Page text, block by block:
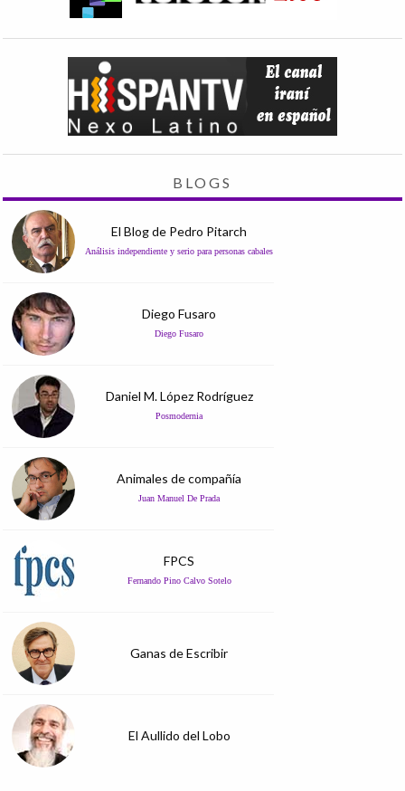
BLOGS
El Blog de Pedro Pitarch
Análisis independiente y serio para personas cabales
Diego Fusaro
Diego Fusaro
Daniel M. López Rodríguez
Posmodernia
Animales de compañía
Juan Manuel De Prada
FPCS
Fernando Pino Calvo Sotelo
Ganas de Escribir
El Aullido del Lobo